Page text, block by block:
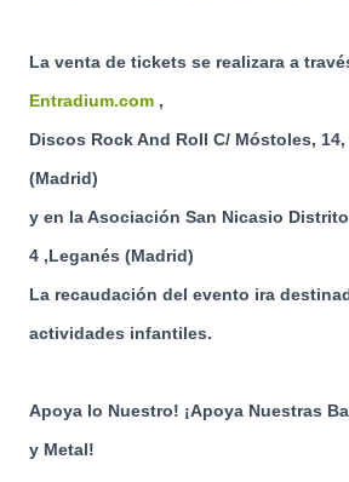
La venta de tickets se realizara a
Entradium.com ,
Discos Rock And Roll C/ Móstoles,
(Madrid)
y en la Asociación San Nicasio
4 ,Leganés (Madrid)
La recaudación del evento ira
actividades infantiles.
Apoya lo Nuestro! ¡Apoya Nuestras
y Metal!